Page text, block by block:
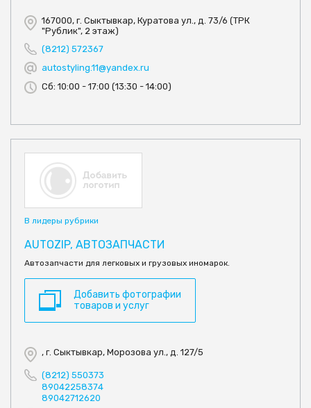
167000, г. Сыктывкар, Куратова ул., д. 73/6 (ТРК
"Рублик", 2 этаж)
(8212) 572367
autostyling.11@yandex.ru
Сб: 10:00 - 17:00 (13:30 - 14:00)
В лидеры рубрики
AUTOZIP, АВТОЗАПЧАСТИ
Автозапчасти для легковых и грузовых иномарок.
Добавить фотографии
товаров и услуг
, г. Сыктывкар, Морозова ул., д. 127/5
(8212) 550373
89042258374
89042712620